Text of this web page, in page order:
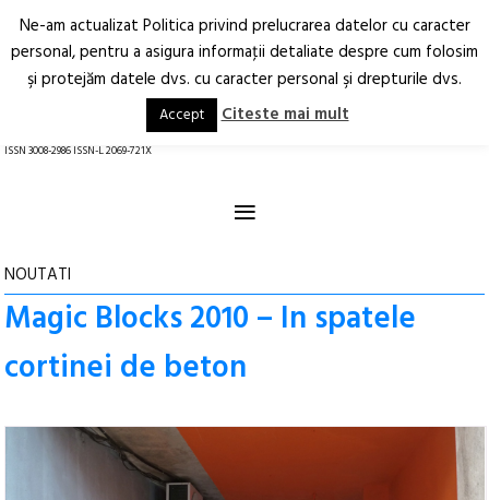
Arhitectură.
Oraș.
RO EN
ISSN 3008-2986 ISSN-L 2069-721X
≡
NOUTATI
Magic Blocks 2010 – In spatele
cortinei de beton
Ne-am actualizat Politica privind prelucrarea datelor cu caracter
personal, pentru a asigura informaţii detaliate despre cum folosim
şi protejăm datele dvs. cu caracter personal şi drepturile dvs.
Accept Citeste mai mult